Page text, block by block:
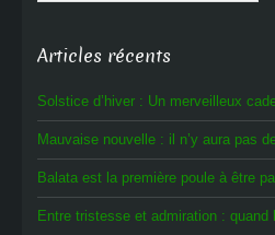
Articles récents
Solstice d’hiver : Un merveilleux
Mauvaise nouvelle : il n’y aura pas
Balata est la première poule à être
Entre tristesse et admiration : quand